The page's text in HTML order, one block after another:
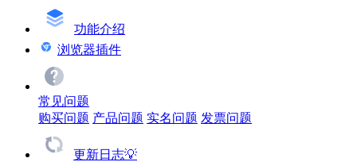
功能介绍
浏览器插件
常见问题
购买问题 产品问题 实名问题 发票问题
更新日志💡